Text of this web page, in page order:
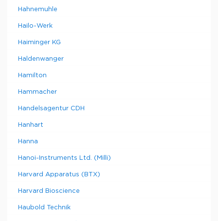
Hahnemuhle
Hailo-Werk
Haiminger KG
Haldenwanger
Hamilton
Hammacher
Handelsagentur CDH
Hanhart
Hanna
Hanoi-Instruments Ltd. (Milli)
Harvard Apparatus (BTX)
Harvard Bioscience
Haubold Technik